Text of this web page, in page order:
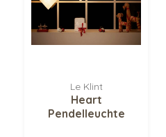
Le Klint
Heart
Pendelleuchte